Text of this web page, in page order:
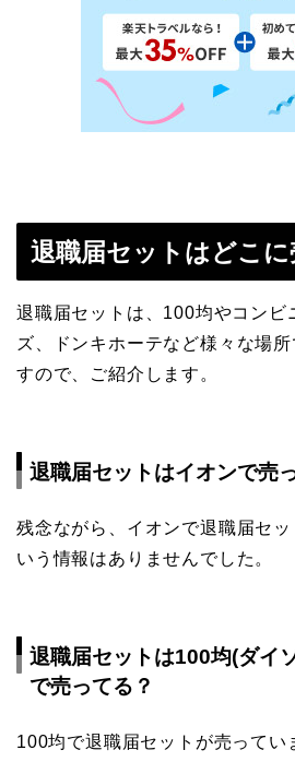
退職届セットはどこに
退職届セットは、100均やコンビ
ズ、ドンキホーテなど様々な場
すので、ご紹介します。
退職届セットはイオンで売
残念ながら、イオンで退職届セ
いう情報はありませんでした。
退職届セットは100均(ダイ
で売ってる？
100均で退職届セットが売ってい